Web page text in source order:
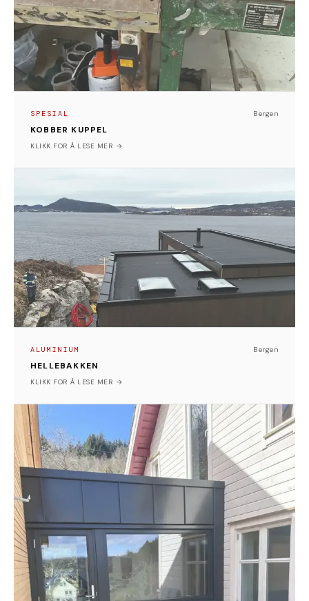
SPESIAL Bergen
KOBBER KUPPEL
KLIKK FOR Å LESE MER →
ALUMINIUM Bergen
HELLEBAKKEN
KLIKK FOR Å LESE MER →
ALUMINIUM
HELLEBAKKEN
Vi har montert gesimsbeslag på en enebolig.
Beslagene er laget i RAL 9005 aluminium og leveres
med stangføtter og hengeskive på utsiden. Dette
sikrer et funksjonelt og stilrent uttrykk på bygget.
ALUMINIUM
FASADEKLEDNING
Her har vi montert en fasadekledning med kassetter
som er delt inn og nøye tilpasset for å gi et rent,
moderne og helhetlig uttrykk. Hver kassett er
produsert og justert presist for å sikre gode linjer,
fine overganger og et resultat som fremhever
byggets arkitektur.
Beslagene er laget i Alu RAL 7021, i tråd med både
byggmesterens spesifikasjoner og kundens ønsker.